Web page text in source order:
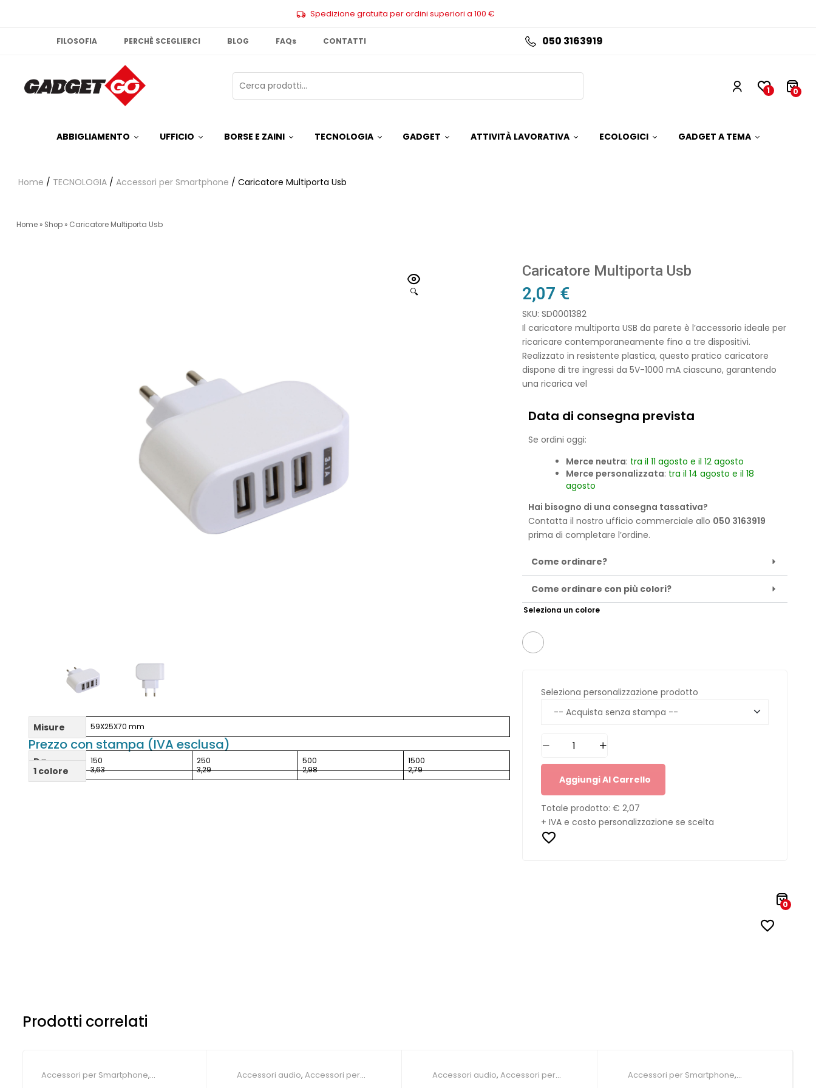
Spedizione gratuita per ordini superiori a 100 €
FILOSOFIA PERCHÈ SCEGLIERCI BLOG FAQs CONTATTI 050 3163919
1 0
ABBIGLIAMENTO UFFICIO BORSE E ZAINI TECNOLOGIA GADGET ATTIVITÀ LAVORATIVA ECOLOGICI GADGET A TEMA
Home / TECNOLOGIA / Accessori per Smartphone / Caricatore Multiporta Usb
Home » Shop » Caricatore Multiporta Usb
🔍
Misure 59X25X70 mm
Prezzo con stampa (IVA esclusa)
Da 150 250 500 1500
1 colore 3,63 3,29 2,98 2,79
Caricatore Multiporta Usb
2,07 €
SKU: SD0001382
Il caricatore multiporta USB da parete è l’accessorio ideale per
ricaricare contemporaneamente fino a tre dispositivi.
Realizzato in resistente plastica, questo pratico caricatore
dispone di tre ingressi da 5V-1000 mA ciascuno, garantendo
una ricarica vel
Data di consegna prevista
Se ordini oggi:
Merce neutra: tra il 11 agosto e il 12 agosto
Merce personalizzata: tra il 14 agosto e il 18
agosto
Hai bisogno di una consegna tassativa?
Contatta il nostro ufficio commerciale allo 050 3163919
prima di completare l’ordine.
Come ordinare?
Come ordinare con più colori?
Seleziona un colore
Seleziona personalizzazione prodotto
Aggiungi Al Carrello
Totale prodotto: € 2,07
+ IVA e costo personalizzazione se scelta
0
Prodotti correlati
Accessori per Smartphone,
Accessori audio, Accessori per
Accessori audio, Accessori per
Accessori per Smartphone,